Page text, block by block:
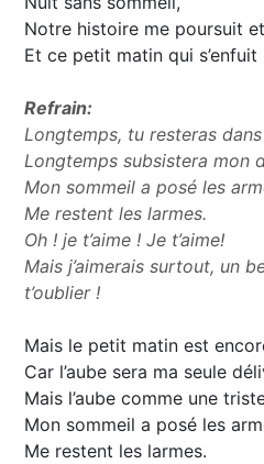
Notre histoire me poursuit et
Et ce petit matin qui
Refrain:
Longtemps, tu resteras
Longtemps subsistera mon
Mon sommeil a posé les
Me restent les larmes.
Oh ! je t’aime ! Je t’aime!
Mais j’aimerais surtout, un
t’oublier !
Mais le petit matin est
Car l’aube sera ma seule
Mais l’aube comme une
Mon sommeil a posé les
Me restent les larmes.